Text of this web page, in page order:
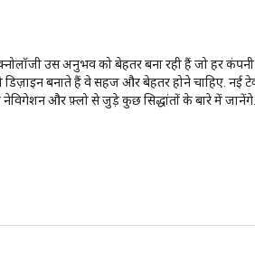
उस अनुभव को बेहतर बना रही हैं जो हर
बनाते हैं वे सहज और बेहतर होने चाहिए. नई
और फ़्लो से जुड़े कुछ सिद्धांतों के बारे में जानेंगे.